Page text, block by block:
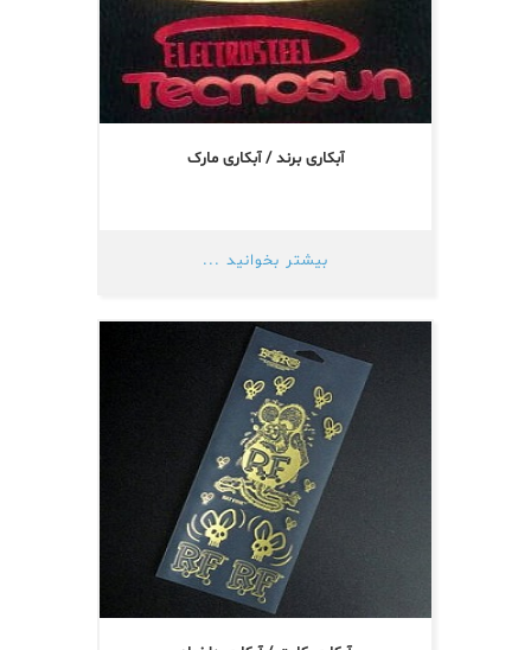
آبکاری برند / آبکاری مارک
بیشتر بخوانید ...